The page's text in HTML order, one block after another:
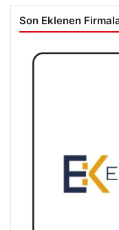
Son Eklenen